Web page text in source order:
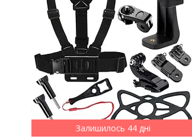
Залишилось 44 дні